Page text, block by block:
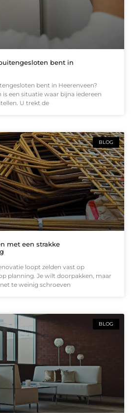
bent in
bent in Heerenveen?
een situatie waar bijna iedereen
U trekt de
BLOG
met een strakke
loopt zelden vast op
planning. Je wilt doorpakken, maar
te weinig schroeven
BLOG